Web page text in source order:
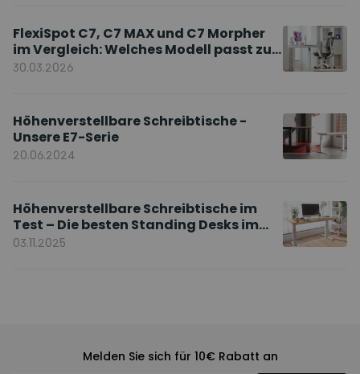
FlexiSpot C7, C7 MAX und C7 Morpher
im Vergleich: Welches Modell passt zu
Ihnen?
30.03.2026
Höhenverstellbare Schreibtische -
Unsere E7-Serie
20.06.2024
Höhenverstellbare Schreibtische im
Test – Die besten Standing Desks im
Vergleich
03.11.2025
Melden Sie sich für 10€ Rabatt an